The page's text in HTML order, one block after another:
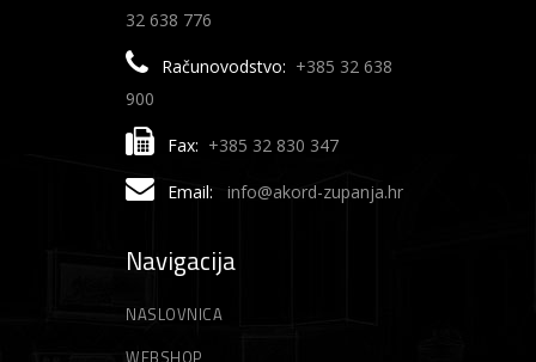
32 638 776
Računovodstvo: +385 32 638
900
Fax: +385 32 830 347
Email: info@akord-zupanja.hr
Navigacija
NASLOVNICA
WEBSHOP